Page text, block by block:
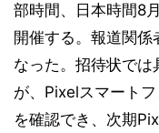
部時間、日本時間8
開催する。報道関
なった。招待状で
が、Pixelスマート
を確認でき、次期